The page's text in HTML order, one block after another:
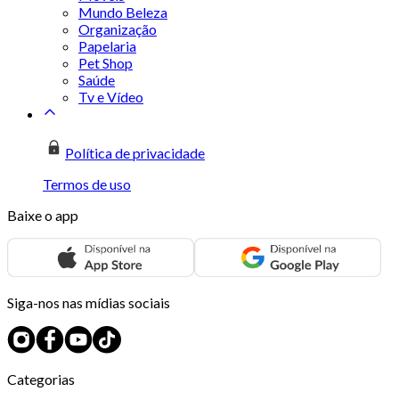
Mundo Beleza
Organização
Papelaria
Pet Shop
Saúde
Tv e Vídeo
Política de privacidade
Termos de uso
Baixe o app
Siga-nos nas mídias sociais
Categorias